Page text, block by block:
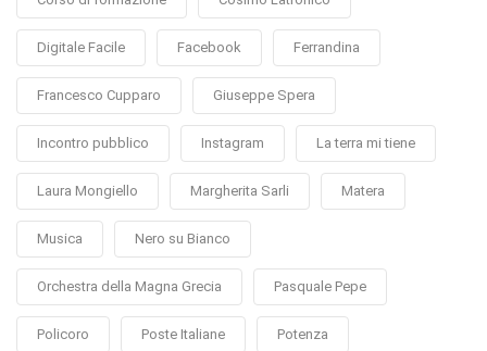
Digitale Facile Facebook Ferrandina
Francesco Cupparo Giuseppe Spera
Incontro pubblico Instagram La terra mi tiene
Laura Mongiello Margherita Sarli Matera
Musica Nero su Bianco
Orchestra della Magna Grecia Pasquale Pepe
Policoro Poste Italiane Potenza